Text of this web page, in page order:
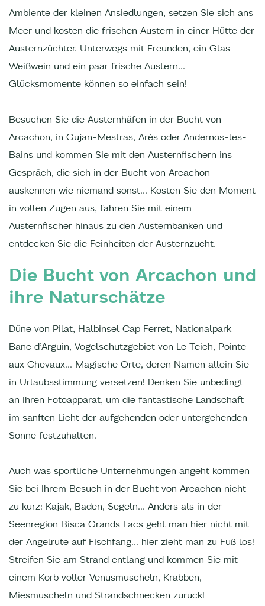
Ambiente der kleinen Ansiedlungen, setzen Sie sich ans
Meer und kosten die frischen Austern in einer Hütte der
Austernzüchter. Unterwegs mit Freunden, ein Glas
Weißwein und ein paar frische Austern...
Glücksmomente können so einfach sein!
Besuchen Sie die Austernhäfen in der Bucht von
Arcachon, in Gujan-Mestras, Arès oder Andernos-les-
Bains und kommen Sie mit den Austernfischern ins
Gespräch, die sich in der Bucht von Arcachon
auskennen wie niemand sonst... Kosten Sie den Moment
in vollen Zügen aus, fahren Sie mit einem
Austernfischer hinaus zu den Austernbänken und
entdecken Sie die Feinheiten der Austernzucht.
Die Bucht von Arcachon und
ihre Naturschätze
Düne von Pilat, Halbinsel Cap Ferret, Nationalpark
Banc d’Arguin, Vogelschutzgebiet von Le Teich, Pointe
aux Chevaux… Magische Orte, deren Namen allein Sie
in Urlaubsstimmung versetzen! Denken Sie unbedingt
an Ihren Fotoapparat, um die fantastische Landschaft
im sanften Licht der aufgehenden oder untergehenden
Sonne festzuhalten.
Auch was sportliche Unternehmungen angeht kommen
Sie bei Ihrem Besuch in der Bucht von Arcachon nicht
zu kurz: Kajak, Baden, Segeln... Anders als in der
Seenregion Bisca Grands Lacs geht man hier nicht mit
der Angelrute auf Fischfang... hier zieht man zu Fuß los!
Streifen Sie am Strand entlang und kommen Sie mit
einem Korb voller Venusmuscheln, Krabben,
Miesmuscheln und Strandschnecken zurück!